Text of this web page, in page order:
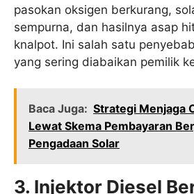
pasokan oksigen berkurang,
sempurna, dan hasilnya asap
knalpot. Ini salah satu
yang sering diabaikan pemilik
Baca Juga: Strategi Menjaga
Lewat Skema Pembayaran
Pengadaan Solar
3. Injektor Diesel